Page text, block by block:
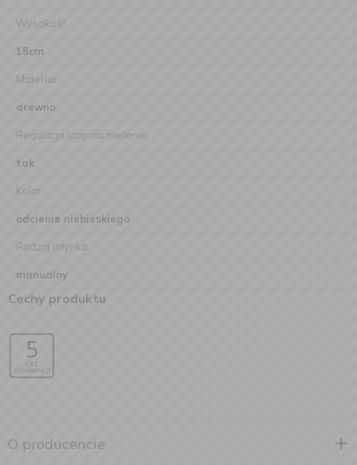
Wysokość
18cm
Materiał
drewno
Regulacja stopnia mielenia
tak
Kolor
odcienie niebieskiego
Rodzaj młynka
manualny
Cechy produktu
O producencie